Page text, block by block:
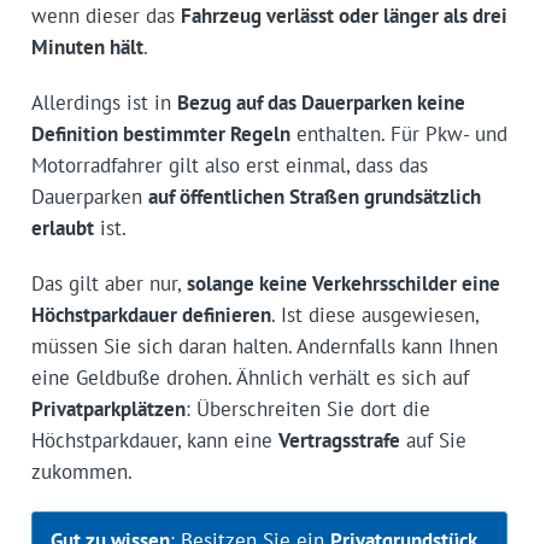
wenn dieser das Fahrzeug verlässt oder länger als drei
Minuten hält.
Allerdings ist in Bezug auf das Dauerparken keine
Definition bestimmter Regelnenthalten. Für Pkw- und
Motorradfahrer gilt also erst einmal, dass das
Dauerparken auf öffentlichen Straßen grundsätzlich
erlaubtist.
Das gilt aber nur, solange keine Verkehrsschilder eine
Höchstparkdauer definieren. Ist diese ausgewiesen,
müssen Sie sich daran halten. Andernfalls kann Ihnen
eine Geldbuße drohen. Ähnlich verhält es sich auf
Privatparkplätzen: Überschreiten Sie dort die
Höchstparkdauer, kann eine Vertragsstrafe auf Sie
zukommen.